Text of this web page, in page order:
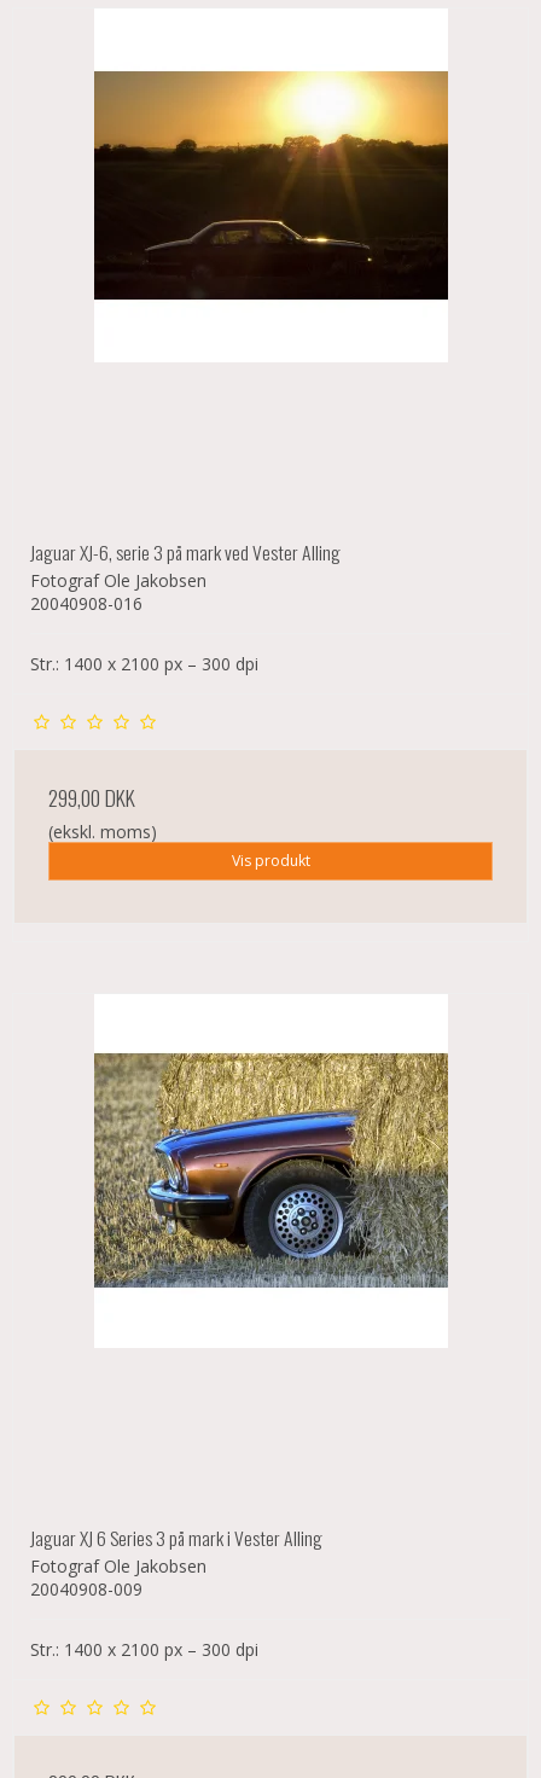
Jaguar XJ-6, serie 3 på mark ved Vester Alling
Fotograf Ole Jakobsen
20040908-016
Str.: 1400 x 2100 px – 300 dpi
299,00 DKK
(ekskl. moms)
Vis produkt
Jaguar XJ 6 Series 3 på mark i Vester Alling
Fotograf Ole Jakobsen
20040908-009
Str.: 1400 x 2100 px – 300 dpi